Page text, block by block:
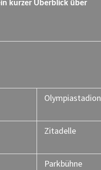
kurzer Überblick über
Olympiastadion
Zitadelle
Parkbühne